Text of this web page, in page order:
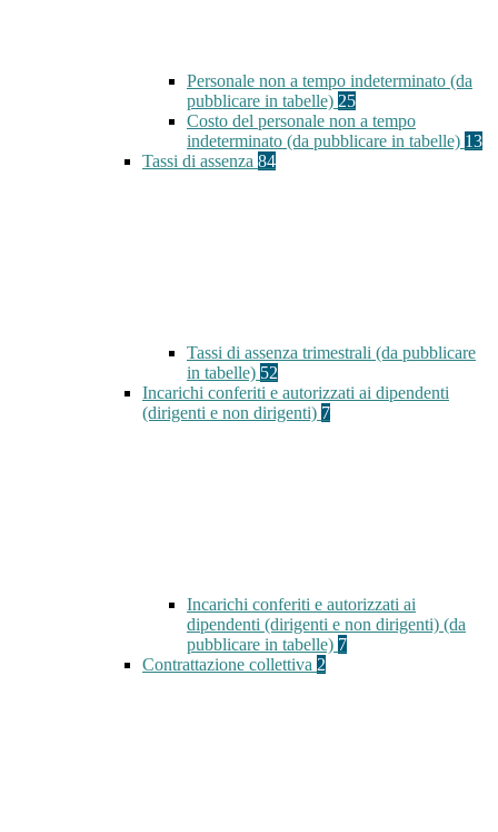
Personale non a tempo indeterminato (da
pubblicare in tabelle) 25
Costo del personale non a tempo
indeterminato (da pubblicare in tabelle) 13
Tassi di assenza 84
Tassi di assenza trimestrali (da pubblicare
in tabelle) 52
Incarichi conferiti e autorizzati ai dipendenti
(dirigenti e non dirigenti) 7
Incarichi conferiti e autorizzati ai
dipendenti (dirigenti e non dirigenti) (da
pubblicare in tabelle) 7
Contrattazione collettiva 2